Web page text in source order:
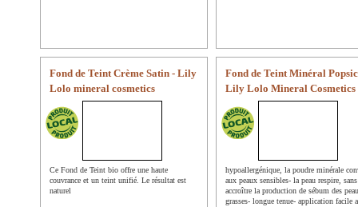
Fond de Teint Crème Satin - Lily
Lolo mineral cosmetics
Ce Fond de Teint bio offre une haute
couvrance et un teint unifié. Le résultat est
naturel
Fond de Teint Minéral
Lily Lolo Mineral Cosmetics
hypoallergénique, la poudre minérale
aux peaux sensibles- la peau respire, sans
accroître la production de sébum des
grasses- longue tenue- application facile